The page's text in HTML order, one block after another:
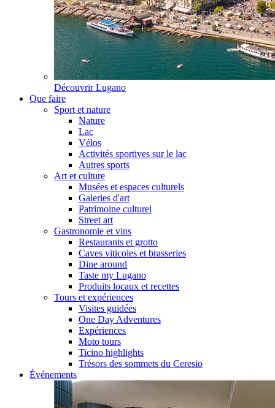
Découvrir Lugano
Que faire
Sport et nature
Nature
Lac
Vélos
Activités sportives sur le lac
Autres sports
Art et culture
Musées et espaces culturels
Galeries d'art
Patrimoine culturel
Street art
Gastronomie et vins
Restaurants et grotto
Caves viticoles et brasseries
Dine around
Taste my Lugano
Produits locaux et recettes
Tours et expériences
Visites guidées
One Day Adventures
Expériences
Moto tours
Ticino highlights
Trésors des sommets du Ceresio
Événements